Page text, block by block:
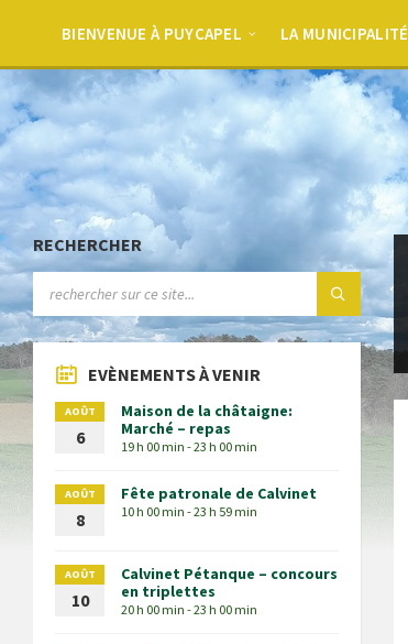
BIENVENUE À PUYCAPEL LA MUNICIPALITÉ
RECHERCHER
EVÈNEMENTS À VENIR
AOÛT
6
Maison de la châtaigne:
Marché – repas
19 h 00 min - 23 h 00 min
AOÛT
8
Fête patronale de Calvinet
10 h 00 min - 23 h 59 min
AOÛT
10
Calvinet Pétanque – concours
en triplettes
20 h 00 min - 23 h 00 min